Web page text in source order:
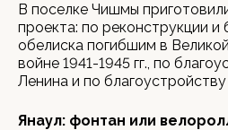
В поселке Чишмы
проекта: по реконструкции и
обелиска погибшим в
войне 1941-1945 гг., по
Ленина и по
Янаул: фонтан или